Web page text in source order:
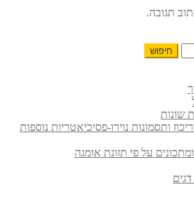
תגובה.
ותסמונות נוירו-פסיכיאטריות נוספות
על פי תזונת אומגה